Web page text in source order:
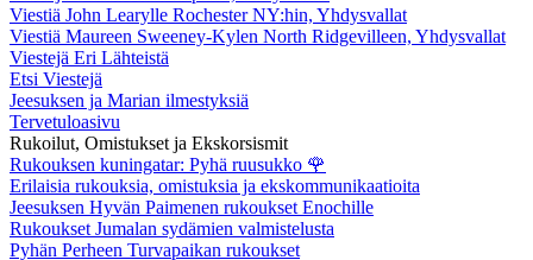
Viestiä John Learylle Rochester NY:hin, Yhdysvallat
Viestiä Maureen Sweeney-Kylen North Ridgevilleen, Yhdysvallat
Viestejä Eri Lähteistä
Etsi Viestejä
Jeesuksen ja Marian ilmestyksiä
Tervetuloasivu
Rukoilut, Omistukset ja Ekskorsismit
Rukouksen kuningatar: Pyhä ruusukko 🌹
Erilaisia rukouksia, omistuksia ja ekskommunikaatioita
Jeesuksen Hyvän Paimenen rukoukset Enochille
Rukoukset Jumalan sydämien valmistelusta
Pyhän Perheen Turvapaikan rukoukset